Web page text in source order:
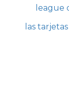
league
las